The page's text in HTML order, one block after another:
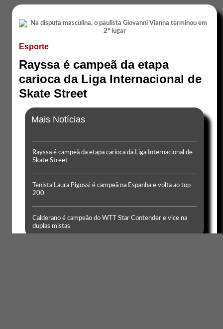
Esporte
Rayssa é campeã da etapa
carioca da Liga Internacional de
Skate Street
Mais Notícias
Rayssa é campeã da etapa carioca da Liga Internacional de
Skate Street
Tenista Laura Pigossi é campeã na Espanha e volta ao top
200
Calderano é campeão do WTT Star Contender e vice na
duplas mistas